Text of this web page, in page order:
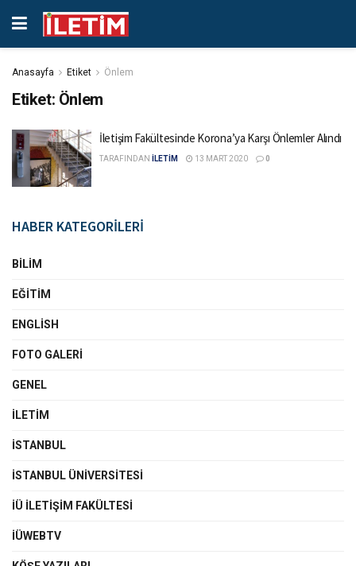
Anasayfa Etiket Önlem
Etiket: Önlem
İletişim Fakültesinde Korona’ya Karşı Önlemler Alındı
TARAFINDAN İLETİM 13 MART 2020 0
HABER KATEGORİLERİ
BILIM
EĞITIM
ENGLISH
FOTO GALERI
GENEL
İLETIM
İSTANBUL
İSTANBUL ÜNIVERSITESI
İÜ İLETIŞIM FAKÜLTESI
İÜWEBTV